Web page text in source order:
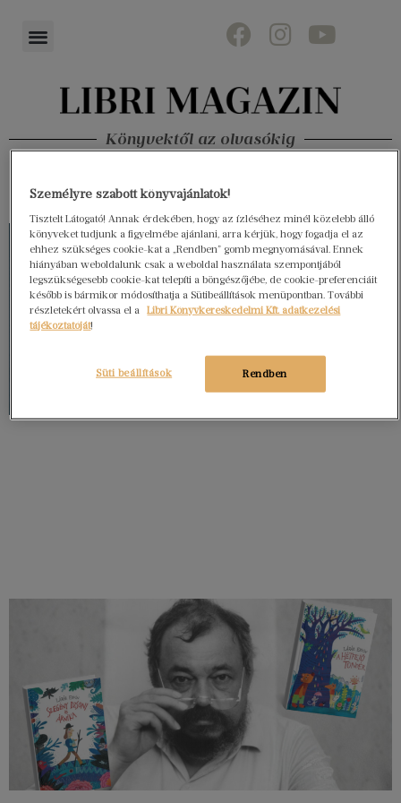
Könyvektől az olvasókig
Személyre szabott könyvajánlatok!
Tisztelt Látogató! Annak érdekében, hogy az ízléséhez minél közelebb álló
könyveket tudjunk a figyelmébe ajánlani, arra kérjük, hogy fogadja el az
ehhez szükséges cookie-kat a „Rendben” gomb megnyomásával. Ennek
hiányában weboldalunk csak a weboldal használata szempontjából
legszükségesebb cookie-kat telepíti a böngészőjébe, de cookie-preferenciáit
később is bármikor módosíthatja a Sütibeállítások menüpontban. További
részletekért olvassa el a
Libri Könyvkereskedelmi Kft. adatkezelési
tájékoztatóját!
Rendben
Süti beállítások